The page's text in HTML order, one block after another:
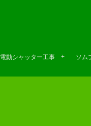
電動シャッター工事 ソム